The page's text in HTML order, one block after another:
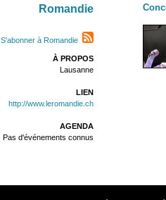
Romandie
S'abonner à Romandie
À PROPOS
Lausanne
LIEN
http://www.leromandie.ch
AGENDA
Pas d'événements connus